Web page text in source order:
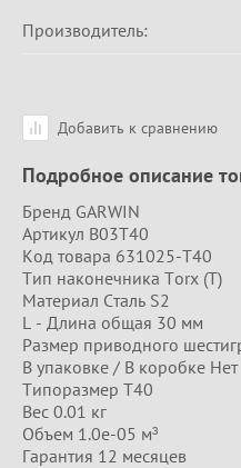
Производитель:
Добавить к сравнению
Подробное описание
Бренд GARWIN
Артикул B03T40
Код товара 631025-T40
Тип наконечника Torx (T)
Материал Сталь S2
L - Длина общая 30 мм
Размер приводного
В упаковке / В коробке Нет
Типоразмер T40
Вес 0.01 кг
Объем 1.0e-05 м³
Гарантия 12 месяцев